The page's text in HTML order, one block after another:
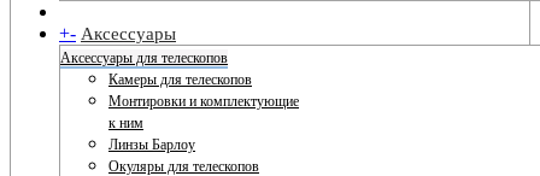
+- Аксессуары
Аксессуары для телескопов
Камеры для телескопов
Монтировки и комплектующие
к ним
Линзы Барлоу
Окуляры для телескопов